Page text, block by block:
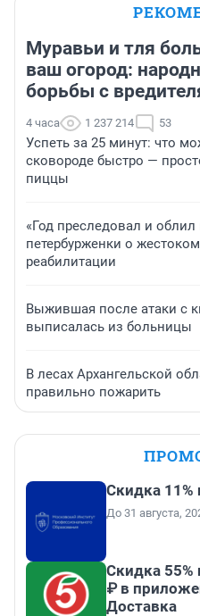
Муравьи и тля
ваш огород:
борьбы с
4 часа 1 237 214 53
Успеть за 25 минут: что
сковороде быстро —
пиццы
«Год преследовал и облил
петербурженки о
реабилитации
Выжившая после атаки с
выписалась из больницы
В лесах Архангельской
правильно пожарить
Скидка 11%
До 31 августа,
Скидка 55%
₽ в
Доставка